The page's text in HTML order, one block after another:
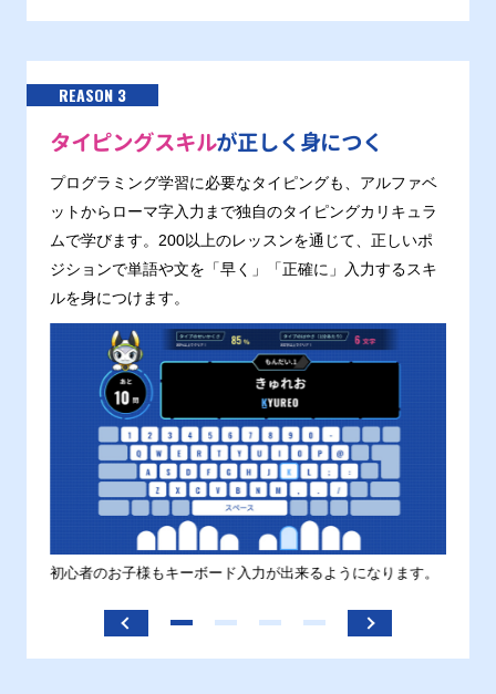
REASON 3
タイピングスキルが正しく身につく
プログラミング学習に必要なタイピングも、アルファベ
ットからローマ字入力まで独自のタイピングカリキュラ
ムで学びます。200以上のレッスンを通じて、正しいポ
ジションで単語や文を「早く」「正確に」入力するスキ
ルを身につけます。
初心者のお子様もキーボード入力が出来るようになります。